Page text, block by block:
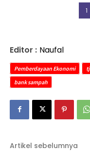
1
Editor : Naufal
Pemberdayaan Ekonomi
bank sampah
Artikel sebelumnya